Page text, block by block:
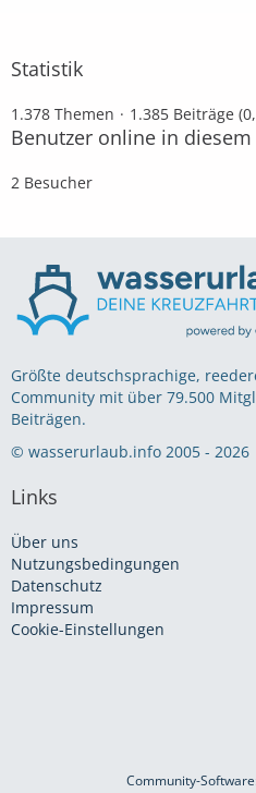
Statistik
1.378 Themen 1.385 Beiträge
Benutzer online in
2 Besucher
Größte deutschsprachige,
Community mit über 79.500
Beiträgen.
© wasserurlaub.info 2005 - 2026
Links
Über uns
Nutzungsbedingungen
Datenschutz
Impressum
Cookie-Einstellungen
Community-